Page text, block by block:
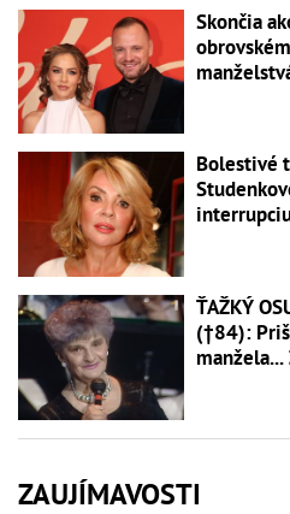
Skončia
Bolestivé
ŤAŽKÝ
(†84):
manžela...
ZAUJÍMAVOSTI